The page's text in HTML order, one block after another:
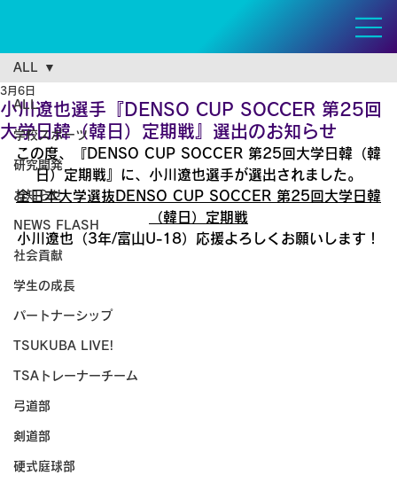
ALL
学校スポーツ
研究開発
お知らせ
NEWS FLASH
社会貢献
学生の成長
パートナーシップ
TSUKUBA LIVE!
TSAトレーナーチーム
弓道部
剣道部
硬式庭球部
ALL
小川遼也選手『DENSO CUP SOCCER 第25回
大学日韓（韓日）定期戦』選出のお知らせ
3月6日
この度、『DENSO CUP SOCCER 第25回大学日韓（韓
日）定期戦』に、小川遼也選手が選出されました。
全日本大学選抜DENSO CUP SOCCER 第25回大学日韓
（韓日）定期戦
小川遼也（3年/富山U-18）応援よろしくお願いします！